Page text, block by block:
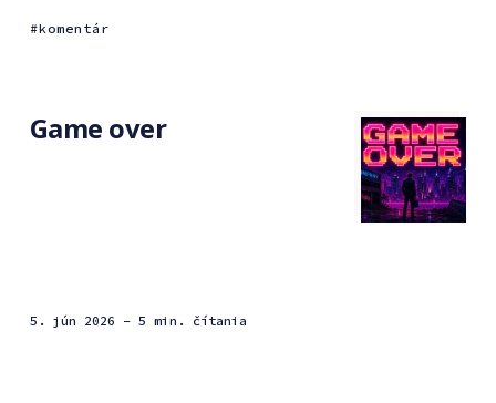
komentár
Game over
5. jún 2026 - 5 min. čítania